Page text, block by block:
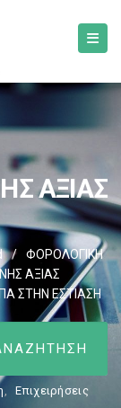
ΑΞΙΑΣ
/
ΦΟΡΟΛΟΓΙΚΗ
ΑΞΙΑΣ
ΣΤΗΝ ΕΣΤΙΑΣΗ
, Επιχειρήσεις